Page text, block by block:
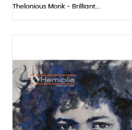
Thelonious Monk - Brilliant...